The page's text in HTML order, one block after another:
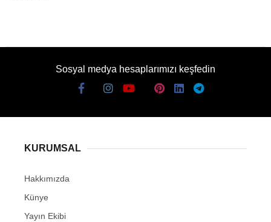
Sosyal medya hesaplarımızı keşfedin
KURUMSAL
Hakkımızda
Künye
Yayın Ekibi